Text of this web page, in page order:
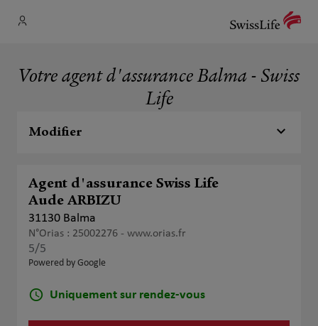
Votre agent d'assurance Balma - Swiss
Life
Modifier
Agent d'assurance Swiss Life
Aude ARBIZU
31130 Balma
N°Orias : 25002276 - www.orias.fr
5/5
Powered by Google
Uniquement sur rendez-vous